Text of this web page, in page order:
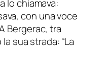
lo chiamava:
con una voce
Bergerac, tra
sua strada: “La